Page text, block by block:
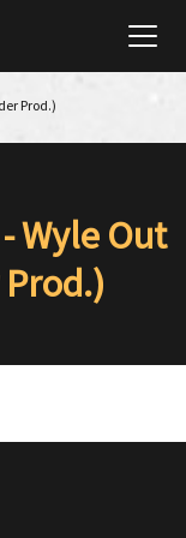
Prod.)
Wyle Out